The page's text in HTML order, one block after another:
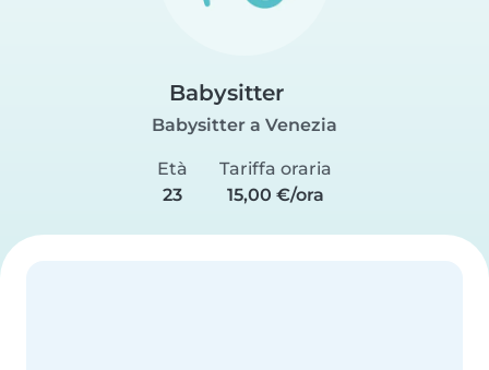
Babysitter
Babysitter a Venezia
Età
23
Tariffa oraria
15,00 €/ora